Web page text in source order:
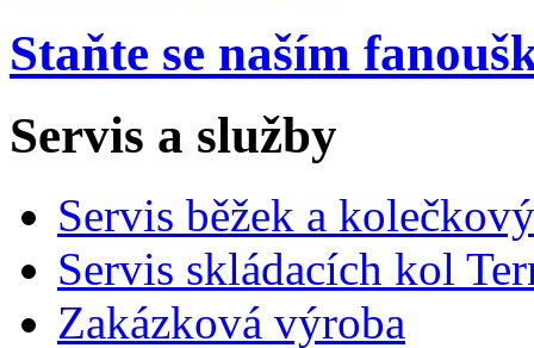
Staňte se naším
Servis a služby
Servis běžek a
Servis skládacích kol
Zakázková výroba